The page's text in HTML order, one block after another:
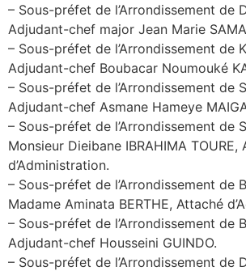
– Sous-préfet de l’Arrondissement de
Adjudant-chef major Jean Marie
– Sous-préfet de l’Arrondissement de
Adjudant-chef Boubacar Noumouké
– Sous-préfet de l’Arrondissement de
Adjudant-chef Asmane Hameye
– Sous-préfet de l’Arrondissement de
Monsieur Dieibane IBRAHIMA TOURE,
d’Administration.
– Sous-préfet de l’Arrondissement de
Madame Aminata BERTHE, Attaché
– Sous-préfet de l’Arrondissement de
Adjudant-chef Housseini GUINDO.
– Sous-préfet de l’Arrondissement de